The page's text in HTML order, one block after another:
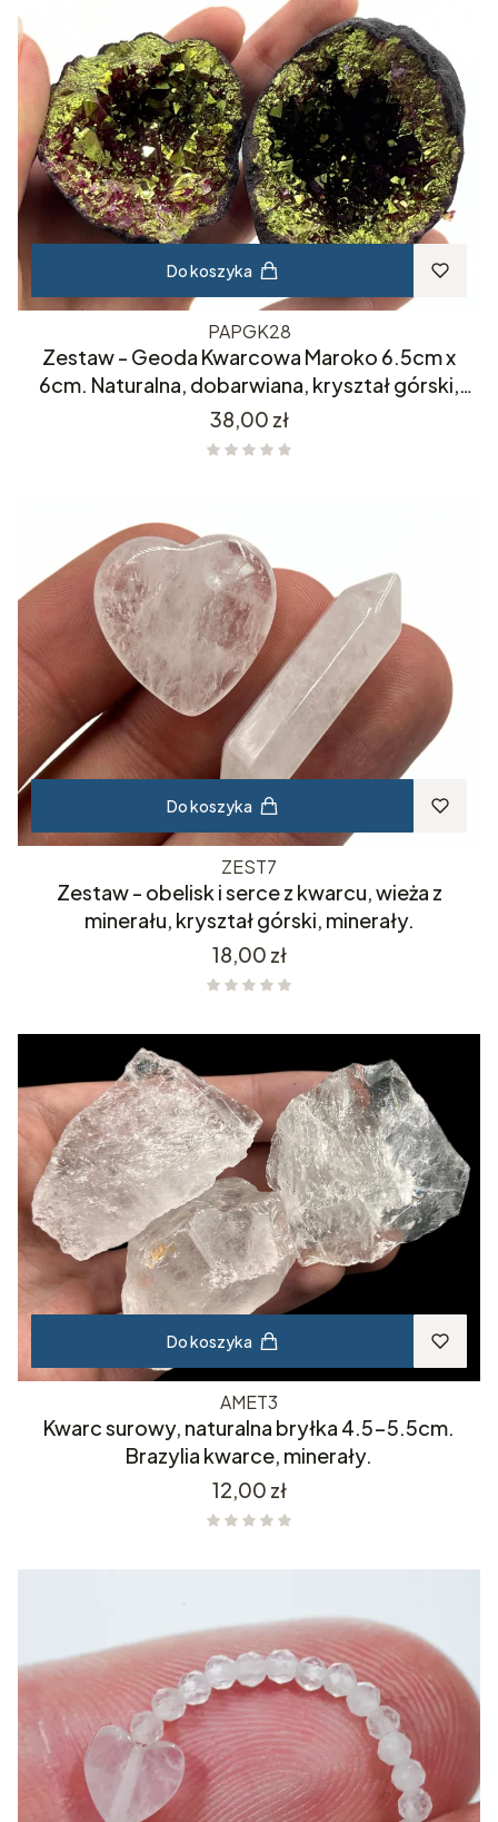
Do koszyka
PAPGK28
Zestaw - Geoda Kwarcowa Maroko 6.5cm x
6cm. Naturalna, dobarwiana, kryształ górski,
kwarc, minerał.
Cena
38,00 zł
Do koszyka
ZEST7
Zestaw - obelisk i serce z kwarcu, wieża z
minerału, kryształ górski, minerały.
Cena
18,00 zł
Do koszyka
AMET3
Kwarc surowy, naturalna bryłka 4.5-5.5cm.
Brazylia kwarce, minerały.
Cena
12,00 zł